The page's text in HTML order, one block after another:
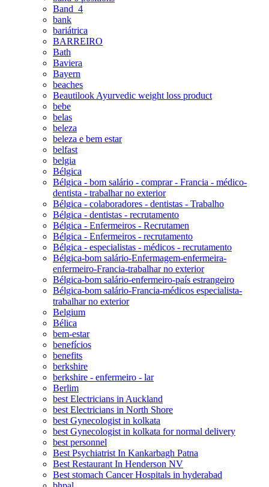
Band_4
bank
bariátrica
BARREIRO
Bath
Baviera
Bayern
beaches
Beautilook Ayurvedic weight loss product
bebe
belas
beleza
beleza e bem estar
belfast
belgia
Bélgica
Bélgica - bom salário - comprar - Francia - médico-
dentista - trabalhar no exterior
Bélgica - colaboradores - dentistas - Trabalho
Bélgica - dentistas - recrutamento
Bélgica - Enfermeiros - Recrutamen
Bélgica - Enfermeiros - recrutamento
Bélgica - especialistas - médicos - recrutamento
Bélgica-bom salário-Enfermagem-enfermeira-
enfermeiro-Francia-trabalhar no exterior
Bélgica-bom salário-enfermeiro-país estrangeiro
Bélgica-bom salário-Francia-médicos especialista-
trabalhar no exterior
Belgium
Bélica
bem-estar
benefícios
benefits
berkshire
berkshire - enfermeiro - lar
Berlim
best Electricians in Auckland
best Electricians in North Shore
best Gynecologist in kolkata
best Gynecologist in kolkata for normal delivery
best personnel
Best Psychiatrist In Kankarbagh Patna
Best Restaurant In Henderson NV
Best stomach Cancer Hospitals in hyderabad